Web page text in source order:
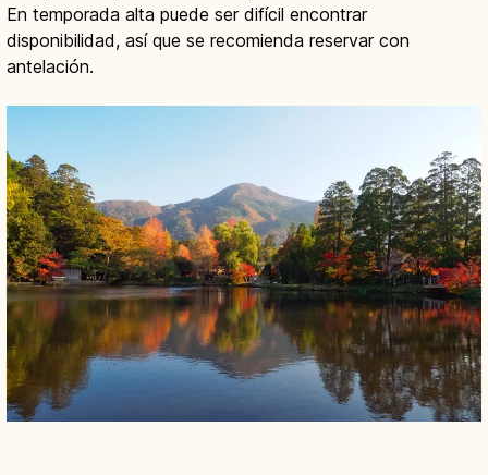
En temporada alta puede ser difícil encontrar
disponibilidad, así que se recomienda reservar con
antelación.